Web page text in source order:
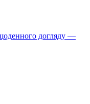
догляду —